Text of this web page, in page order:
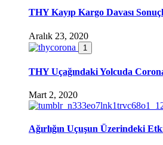
THY Kayıp Kargo Davası
Aralık 23, 2020
1
THY Uçağındaki Yolcuda
Mart 2, 2020
Ağırlığın Uçuşun Üzerindeki